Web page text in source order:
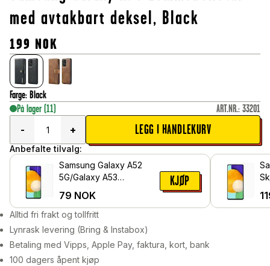
med avtakbart deksel, Black
199 NOK
Farge: Black
På lager (11) ART.NR.: 33201
-
+ LEGG I HANDLEKURV
Anbefalte tilvalg:
Samsung Galaxy A52
5G/Galaxy A53
Beskyttelsesfilm
79 NOK
KJØP
Alltid fri frakt og tollfritt
Lynrask levering (Bring & Instabox)
Betaling med Vipps, Apple Pay, faktura, kort, bank
100 dagers åpent kjøp